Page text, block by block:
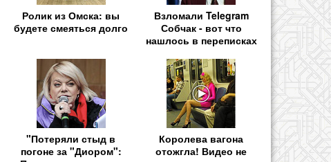
Ролик из Омска: вы
будете смеяться долго
Взломали Telegram
Собчак - вот что
нашлось в переписках
"Потеряли стыд в
погоне за "Диором":
Королева вагона
отожгла! Видео не